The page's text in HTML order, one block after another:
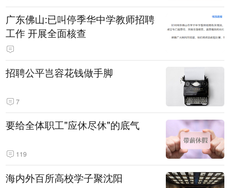
广东佛山:已叫停季华中学教师招聘
工作 开展全面核查
招聘公平岂容花钱做手脚
7
要给全体职工"应休尽休"的底气
119
海内外百所高校学子聚沈阳